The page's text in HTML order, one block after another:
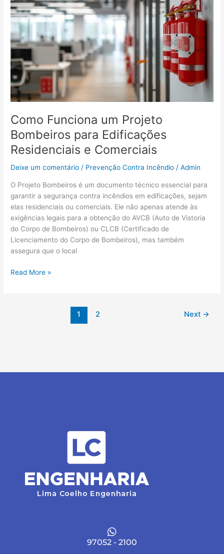
Como Funciona um Projeto
Bombeiros para Edificações
Residenciais e Comerciais
Deixe um comentário / Prevenção Contra Incêndio /Admin
O Projeto Bombeiros é um documento técnico essencial para
garantir a segurança contra incêndios em edificações, sejam
elas residenciais ou comerciais. Ele não apenas atende às
exigências legais para a obtenção do AVCB (Auto de Vistoria
do Corpo de Bombeiros) ou CLCB (Certificado de
Licenciamento do Corpo de Bombeiros), mas também
assegura que o local
Projeto
Bombeiros
para
Edificações
Residenciais
e
Comerciais
Read More »
1 2 Next →
97052 - 2100